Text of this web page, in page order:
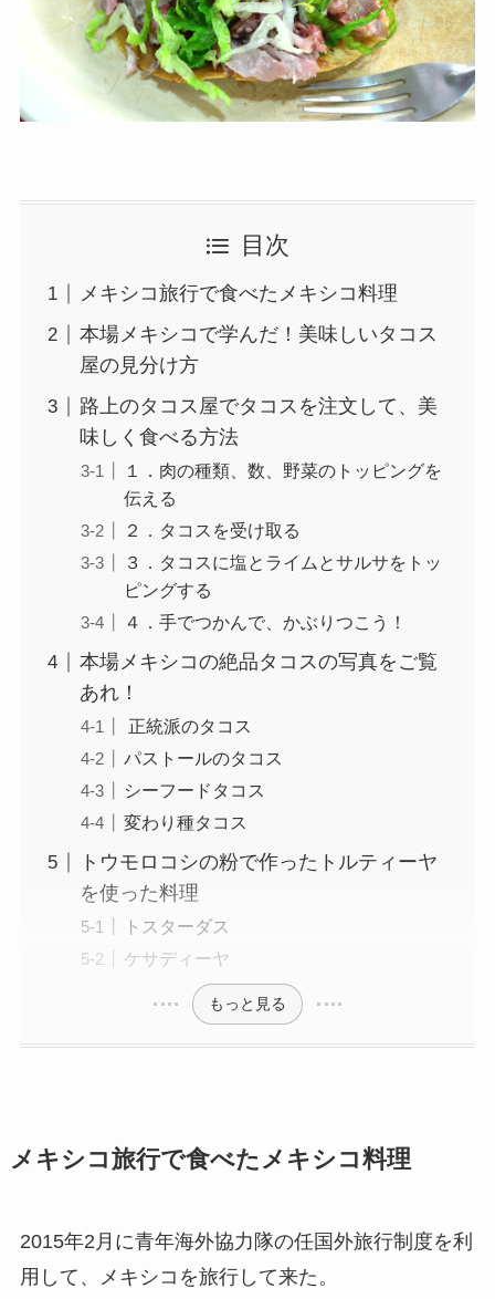
目次
メキシコ旅行で食べたメキシコ料理
本場メキシコで学んだ！美味しいタコス
屋の見分け方
路上のタコス屋でタコスを注文して、美
味しく食べる方法
１．肉の種類、数、野菜のトッピングを
伝える
２．タコスを受け取る
３．タコスに塩とライムとサルサをトッ
ピングする
４．手でつかんで、かぶりつこう！
本場メキシコの絶品タコスの写真をご覧
あれ！
正統派のタコス
パストールのタコス
シーフードタコス
変わり種タコス
トウモロコシの粉で作ったトルティーヤ
を使った料理
トスターダス
ケサディーヤ
もっと見る
メキシコ旅行で食べたメキシコ料理
2015年2月に青年海外協力隊の任国外旅行制度を利
用して、メキシコを旅行して来た。